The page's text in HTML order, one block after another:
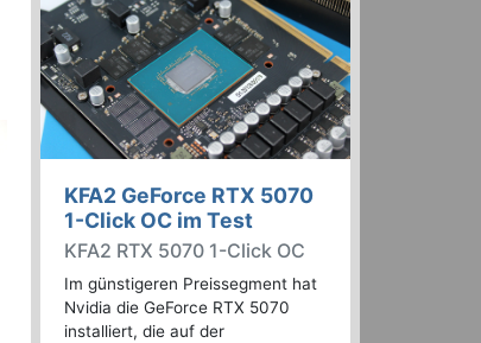
KFA2 GeForce RTX 5070
1-Click OC im Test
KFA2 RTX 5070 1-Click OC
Im günstigeren Preissegment hat
Nvidia die GeForce RTX 5070
installiert, die auf der